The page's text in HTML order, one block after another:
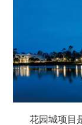
花园城项 目